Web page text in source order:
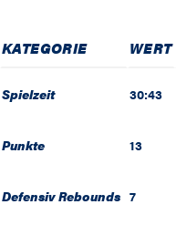
KATEGORIE WERT
Spielzeit 30:43
Punkte 13
Defensiv Rebounds 7